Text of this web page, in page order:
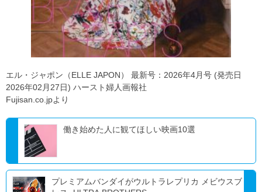
エル・ジャポン（ELLE JAPON） 最新号：2026年4月号 (発売日
2026年02月27日) ハースト婦人画報社
Fujisan.co.jpより
働き始めた人に観てほしい映画10選
プレミアムバンダイがウルトラレプリカ メビウスブ